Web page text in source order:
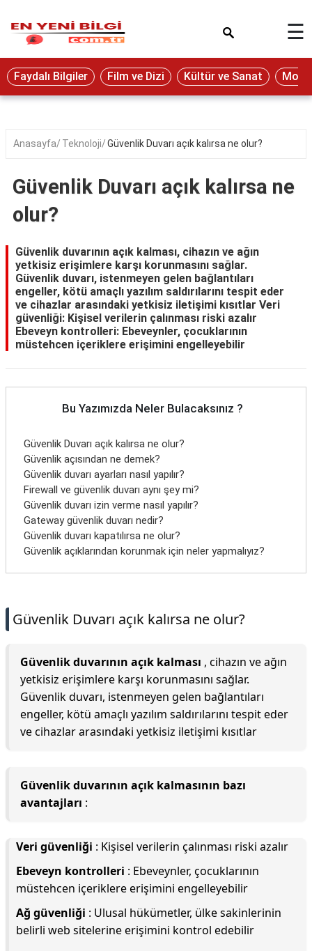
Eğitim
Ekonomi
Seyahat
Oyun
Yaşam
Hukuk
Blog
☰
Faydalı Bilgiler Film ve Dizi Kültür ve Sanat
Anasayfa Teknoloji Güvenlik Duvarı açık kalırsa ne olur?
Güvenlik Duvarı açık kalırsa ne
olur?
Güvenlik duvarının açık kalması, cihazın ve ağın
yetkisiz erişimlere karşı korunmasını sağlar.
Güvenlik duvarı, istenmeyen gelen bağlantıları
engeller, kötü amaçlı yazılım saldırılarını tespit eder
ve cihazlar arasındaki yetkisiz iletişimi kısıtlar Veri
güvenliği: Kişisel verilerin çalınması riski azalır
Ebeveyn kontrolleri: Ebeveynler, çocuklarının
müstehcen içeriklere erişimini engelleyebilir
Bu Yazımızda Neler Bulacaksınız ?
Güvenlik Duvarı açık kalırsa ne olur?
Güvenlik açısından ne demek?
Güvenlik duvarı ayarları nasıl yapılır?
Firewall ve güvenlik duvarı aynı şey mi?
Güvenlik duvarı izin verme nasıl yapılır?
Gateway güvenlik duvarı nedir?
Güvenlik duvarı kapatılırsa ne olur?
Güvenlik açıklarından korunmak için neler yapmalıyız?
Güvenlik Duvarı açık kalırsa ne olur?
Güvenlik duvarının açık kalması , cihazın ve ağın
yetkisiz erişimlere karşı korunmasını sağlar.
Güvenlik duvarı, istenmeyen gelen bağlantıları
engeller, kötü amaçlı yazılım saldırılarını tespit eder
ve cihazlar arasındaki yetkisiz iletişimi kısıtlar
Güvenlik duvarının açık kalmasının bazı
avantajları :
Veri güvenliği : Kişisel verilerin çalınması riski azalır
Ebeveyn kontrolleri : Ebeveynler, çocuklarının
müstehcen içeriklere erişimini engelleyebilir
Ağ güvenliği : Ulusal hükümetler, ülke sakinlerinin
belirli web sitelerine erişimini kontrol edebilir